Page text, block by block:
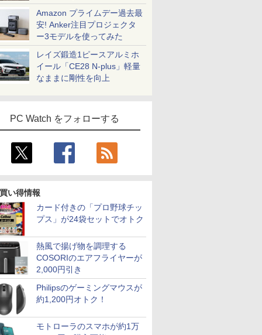
Amazon プライムデー過去最
安! Anker注目プロジェクタ
ー3モデルを使ってみた
レイズ鍛造1ピースアルミホ
イール「CE28 N-plus」軽量
なままに剛性を向上
PC Watch をフォローする
い得情報
カード付きの「プロ野球チッ
プス」が24袋セットでオトク
熱風で揚げ物を調理する
COSORIのエアフライヤーが
2,000円引き
Philipsのゲーミングマウスが
約1,200円オトク！
モトローラのスマホが約1万